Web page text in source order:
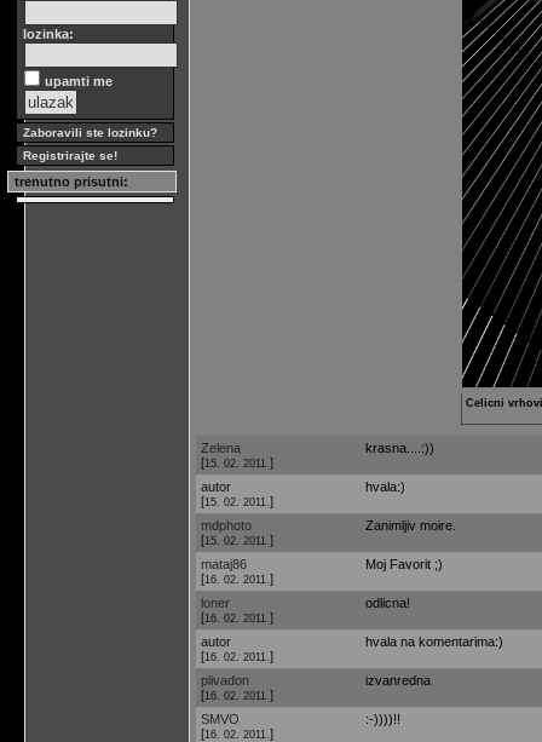
lozinka:
upamti me
Zaboravili ste lozinku?
Registrirajte se!
trenutno prisutni:
Celicni vrhovi
Zelena
[15. 02. 2011. ]
krasna....:))
autor
[15. 02. 2011. ]
hvala:)
mdphoto
[15. 02. 2011. ]
Zanimljiv moire.
mataj86
[16. 02. 2011. ]
Moj Favorit ;)
loner
[16. 02. 2011. ]
odlicna!
autor
[16. 02. 2011. ]
hvala na komentarima:)
plivadon
[16. 02. 2011. ]
izvanredna
SMVO
[16. 02. 2011. ]
:-))))!!